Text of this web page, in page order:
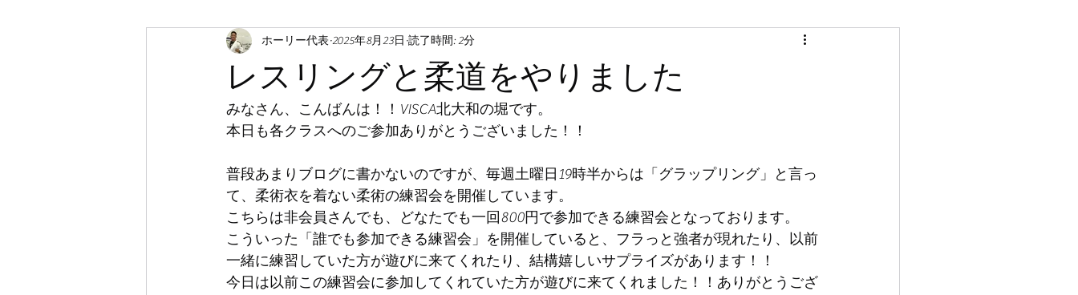
レスリングと柔道をやりました
ホーリー代表 2025年8月23日 読了時間: 2分
みなさん、こんばんは！！VISCA北大和の堀です。
本日も各クラスへのご参加ありがとうございました！！
普段あまりブログに書かないのですが、毎週土曜日19時半からは「グラップリング」と言っ
て、柔術衣を着ない柔術の練習会を開催しています。
こちらは非会員さんでも、どなたでも一回800円で参加できる練習会となっております。
こういった「誰でも参加できる練習会」を開催していると、フラっと強者が現れたり、以前
一緒に練習していた方が遊びに来てくれたり、結構嬉しいサプライズがあります！！
今日は以前この練習会に参加してくれていた方が遊びに来てくれました！！ありがとうござ